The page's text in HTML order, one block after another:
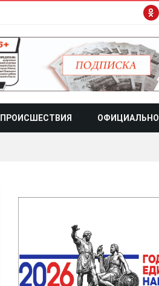
ПРОИСШЕСТВИЯ ОФИЦИАЛЬНО